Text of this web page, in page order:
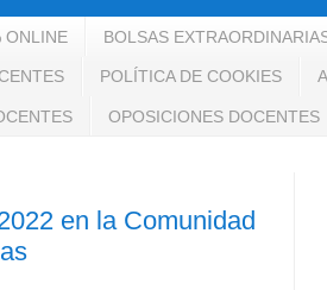
ONLINE BOLSAS
POLÍTICA DE COOKIES
OPOSICIONES DOCENTES
en la Comunidad